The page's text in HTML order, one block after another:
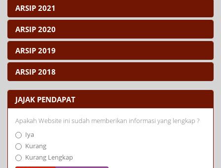
ARSIP 2021
ARSIP 2020
ARSIP 2019
ARSIP 2018
JAJAK PENDAPAT
Apakah Website ini sudah memberikan informasi yang lengkap ?
Iya
Kurang
Kurang Lengkap